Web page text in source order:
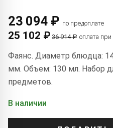
23 094 ₽ по предоплате
25 102 ₽ 36 914 ₽ оплата
Фаянс. Диаметр блюдца:
мм. Объем: 130 мл. Набор
предметов.
В наличии